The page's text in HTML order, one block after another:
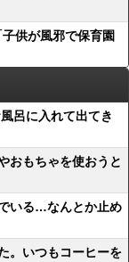
供が風邪で保育園
呂に入れて出てき
おもちゃを使おうと
いる…なんとか止め
。いつもコーヒーを